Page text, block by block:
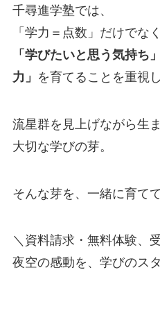
千尋進学塾では、
「学力＝点数」だけでなく
「学びたいと思う気持ち
力」 を育てることを重視
流星群を見上げながら生ま
大切な学びの芽。
そんな芽を、一緒に育て
＼資料請求・無料体験、
夜空の感動を、学びのス